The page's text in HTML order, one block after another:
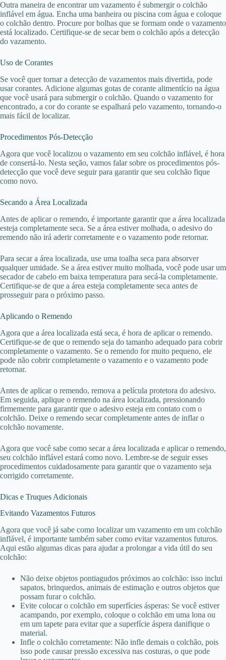
Outra maneira de encontrar um vazamento é submergir o colchão
inflável em água. Encha uma banheira ou piscina com água e coloque
o colchão dentro. Procure por bolhas que se formam onde o vazamento
está localizado. Certifique-se de secar bem o colchão após a detecção
do vazamento.
Uso de Corantes
Se você quer tornar a detecção de vazamentos mais divertida, pode
usar corantes. Adicione algumas gotas de corante alimentício na água
que você usará para submergir o colchão. Quando o vazamento for
encontrado, a cor do corante se espalhará pelo vazamento, tornando-o
mais fácil de localizar.
Procedimentos Pós-Detecção
Agora que você localizou o vazamento em seu colchão inflável, é hora
de consertá-lo. Nesta seção, vamos falar sobre os procedimentos pós-
detecção que você deve seguir para garantir que seu colchão fique
como novo.
Secando a Área Localizada
Antes de aplicar o remendo, é importante garantir que a área localizada
esteja completamente seca. Se a área estiver molhada, o adesivo do
remendo não irá aderir corretamente e o vazamento pode retornar.
Para secar a área localizada, use uma toalha seca para absorver
qualquer umidade. Se a área estiver muito molhada, você pode usar um
secador de cabelo em baixa temperatura para secá-la completamente.
Certifique-se de que a área esteja completamente seca antes de
prosseguir para o próximo passo.
Aplicando o Remendo
Agora que a área localizada está seca, é hora de aplicar o remendo.
Certifique-se de que o remendo seja do tamanho adequado para cobrir
completamente o vazamento. Se o remendo for muito pequeno, ele
pode não cobrir completamente o vazamento e o vazamento pode
retornar.
Antes de aplicar o remendo, remova a película protetora do adesivo.
Em seguida, aplique o remendo na área localizada, pressionando
firmemente para garantir que o adesivo esteja em contato com o
colchão. Deixe o remendo secar completamente antes de inflar o
colchão novamente.
Agora que você sabe como secar a área localizada e aplicar o remendo,
seu colchão inflável estará como novo. Lembre-se de seguir esses
procedimentos cuidadosamente para garantir que o vazamento seja
corrigido corretamente.
Dicas e Truques Adicionais
Evitando Vazamentos Futuros
Agora que você já sabe como localizar um vazamento em um colchão
inflável, é importante também saber como evitar vazamentos futuros.
Aqui estão algumas dicas para ajudar a prolongar a vida útil do seu
colchão:
Não deixe objetos pontiagudos próximos ao colchão: isso inclui
sapatos, brinquedos, animais de estimação e outros objetos que
possam furar o colchão.
Evite colocar o colchão em superfícies ásperas: Se você estiver
acampando, por exemplo, coloque o colchão em uma lona ou
em um tapete para evitar que a superfície áspera danifique o
material.
Infle o colchão corretamente: Não infle demais o colchão, pois
isso pode causar pressão excessiva nas costuras, o que pode